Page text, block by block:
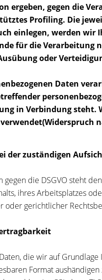
ergeben, gegen die
Profiling. Die
einlegen, werden
für die Verarbeitung
oder
Daten
in Verbindung steht.
der zuständigen
gegen die DSGVO steht
ihres Arbeitsplatzes
oder gerichtlicher
die wir auf
Format